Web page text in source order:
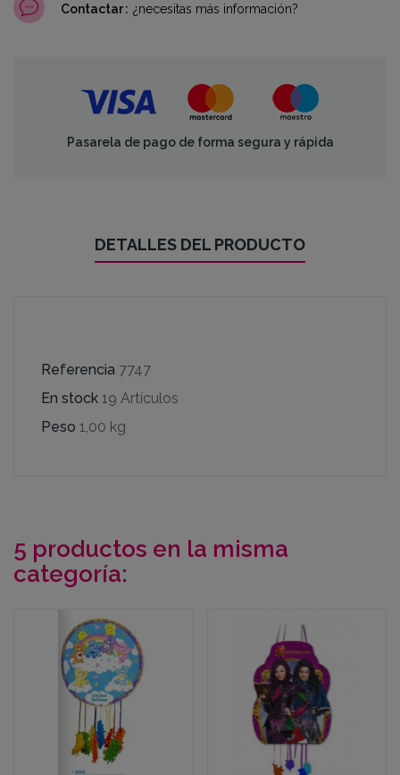
Contactar ¿necesitas más información?
Pasarela de pago de forma segura y rápida
DETALLES DEL PRODUCTO
Referencia 7747
En stock 19 Artículos
Peso 1,00 kg
5 productos en la misma
categoría: